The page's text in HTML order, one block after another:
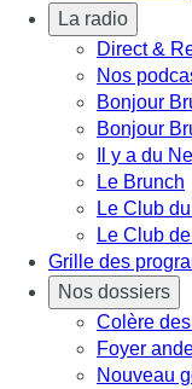
La radio
Direct &
Nos
Bonjour
Bonjour
Il y a du
Le Brunch
Le Club
Le Club
Grille des
Nos dossiers
Colère
Foyer
Nouveau